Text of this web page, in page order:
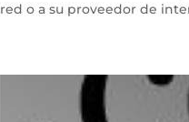
red o a su proveedor de